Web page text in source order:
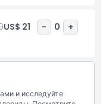
Зоопарк Майами
зон с деревьями,
вам окунуться в
птицами, вы
опыт, который
US$ 21 - 0 +
и исследуйте